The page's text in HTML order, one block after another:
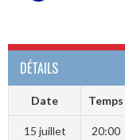
DÉTAILS
Date Temps
15 juillet
20:00